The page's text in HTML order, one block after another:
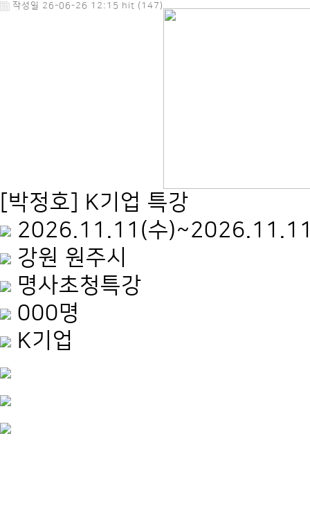
작성일 26-06-26 12:15 hit (147)
[박정호] K기업 특강
2026.11.11(수
강원 원주시
명사초청특강
000명
K기업